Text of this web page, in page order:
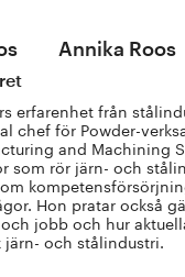
Annika Roos
erfarenhet från
chef för Powder-
and Machining
som rör järn- och
Hon pratar också
jobb och hur
järn- och stålindustri.